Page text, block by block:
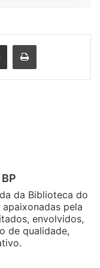
Compartilhar via e-mail Imprimir
da Biblioteca do
pela
envolvidos,
de qualidade,